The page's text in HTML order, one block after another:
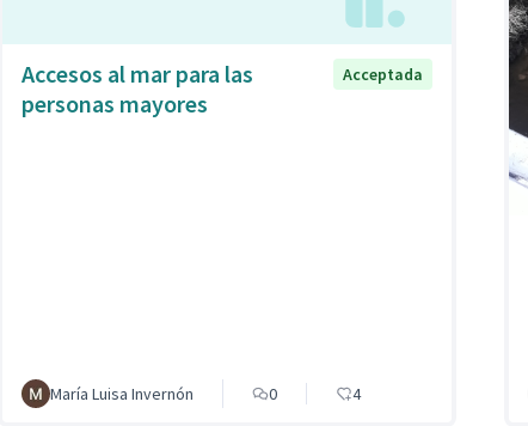
Accesos al mar para las
personas mayores
Acceptada
María Luisa Invernón 0 4